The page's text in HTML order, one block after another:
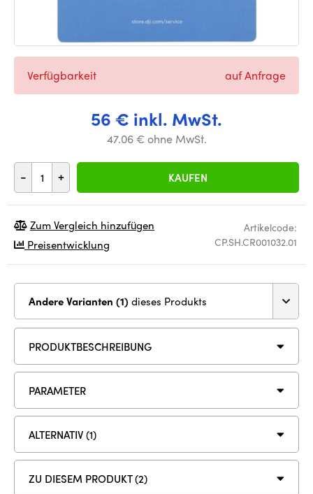
56 € inkl. MwSt.
47.06 € ohne MwSt.
- + KAUFEN
Verfügbarkeit auf Anfrage
Artikelcode:
CP.SH.CR001032.01
Zum Vergleich hinzufügen
Preisentwicklung
Andere Varianten (1) dieses Produkts
PRODUKTBESCHREIBUNG
PARAMETER
ALTERNATIV (1)
ZU DIESEM PRODUKT (2)